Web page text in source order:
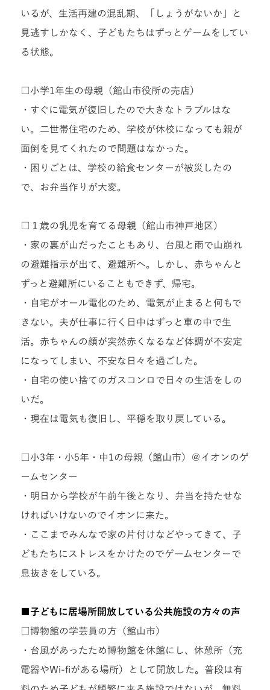
いるが、生活再建の混乱期、「しょうがないか」と
見逃すしかなく、子どもたちはずっとゲームをしてい
る状態。
□小学1年生の母親（館山市役所の売店）
・すぐに電気が復旧したので大きなトラブルはな
い。二世帯住宅のため、学校が休校になっても親が
面倒を見てくれたので問題はなかった。
・困りごとは、学校の給食センターが被災したの
で、お弁当作りが大変。
□１歳の乳児を育てる母親（館山市神戸地区）
・家の裏が山だったこともあり、台風と雨で山崩れ
の避難指示が出て、避難所へ。しかし、赤ちゃんと
ずっと避難所にいることもできず、帰宅。
・自宅がオール電化のため、電気が止まると何もで
きない。夫が仕事に行く日中はずっと車の中で生
活。赤ちゃんの顔が突然赤くなるなど体調が不安定
になってしまい、不安な日々を過ごした。
・自宅の使い捨てのガスコンロで日々の生活をしの
いだ。
・現在は電気も復旧し、平穏を取り戻している。
□小3年・小5年・中1の母親（館山市）＠イオンのゲ
ームセンター
・明日から学校が午前午後となり、弁当を持たせな
ければいけないのでイオンに来た。
・ここまでみんなで家の片付けなどやってきて、子
どもたちにストレスをかけたのでゲームセンターで
息抜きをしている。
■子どもに居場所開放している公共施設の方々の声
□博物館の学芸員の方（館山市）
・台風があったため博物館を休館にし、休憩所（充
電器やWi-fiがある場所）として開放した。普段は有